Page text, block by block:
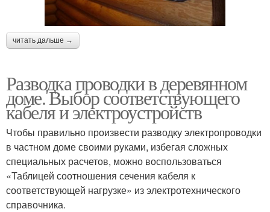
читать дальше →
Разводка проводки в деревянном
доме. Выбор соответствующего
кабеля и электроустройств
Чтобы правильно произвести разводку электропроводки
в частном доме своими руками, избегая сложных
специальных расчетов, можно воспользоваться
«Таблицей соотношения сечения кабеля к
соответствующей нагрузке» из электротехнического
справочника.